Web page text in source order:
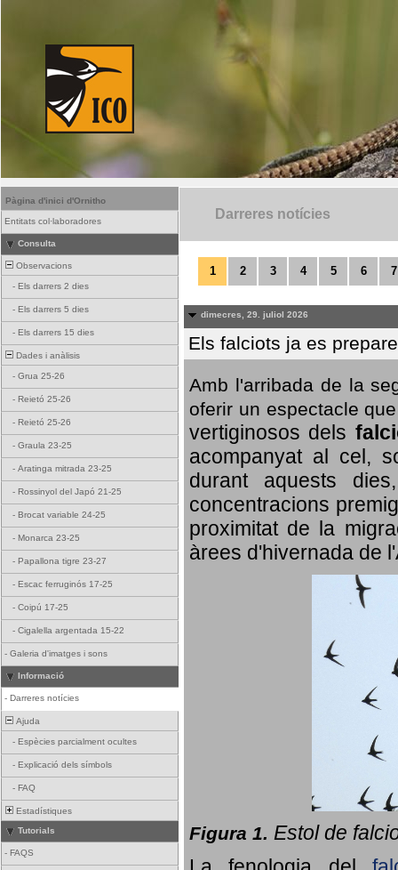
Pàgina d'inici d'Ornitho
Entitats col·laboradores
Consulta
Observacions
- Els darrers 2 dies
- Els darrers 5 dies
- Els darrers 15 dies
Dades i anàlisis
- Grua 25-26
- Reietó 25-26
- Reietó 25-26
- Graula 23-25
- Aratinga mitrada 23-25
- Rossinyol del Japó 21-25
- Brocat variable 24-25
- Monarca 23-25
- Papallona tigre 23-27
- Escac ferruginós 17-25
- Coipú 17-25
- Cigalella argentada 15-22
- Galeria d'imatges i sons
Informació
- Darreres notícies
Ajuda
- Espècies parcialment ocultes
- Explicació dels símbols
- FAQ
Estadístiques
Tutorials
- FAQS
Darreres notícies
1 2 3 4 5 6 7
dimecres, 29. juliol 2026
Els falciots ja es
Amb l'arribada de la
oferir un espectacle
vertiginosos dels
acompanyat al cel,
durant aquests
concentracions
proximitat de la
àrees d'hivernada de
Figura 1. Estol de